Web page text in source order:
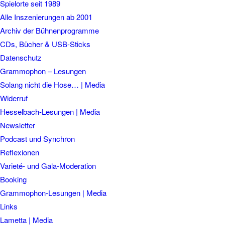
Spielorte seit 1989
Alle Inszenierungen ab 2001
Archiv der Bühnenprogramme
CDs, Bücher & USB-Sticks
Datenschutz
Grammophon – Lesungen
Solang nicht die Hose… | Media
Widerruf
Hesselbach-Lesungen | Media
Newsletter
Podcast und Synchron
Reflexionen
Varieté- und Gala-Moderation
Booking
Grammophon-Lesungen | Media
Links
Lametta | Media